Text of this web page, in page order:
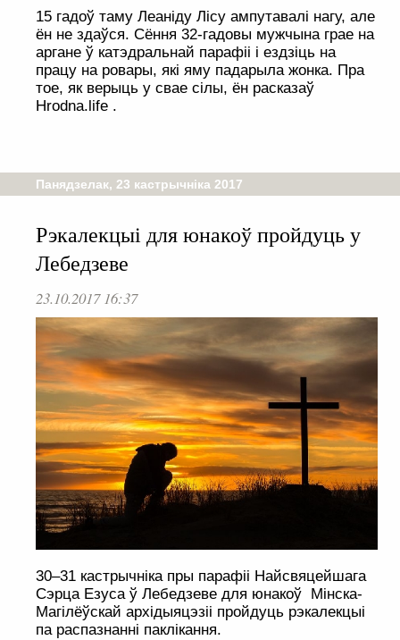
15 гадоў таму Леаніду Лісу ампутавалі нагу, але
ён не здаўся. Сёння 32-гадовы мужчына грае на
аргане ў катэдральнай парафіі і ездзіць на
працу на ровары, які яму падарыла жонка. Пра
тое, як верыць у свае сілы, ён расказаў
Hrodnа.life .
Панядзелак, 23 кастрычніка 2017
Рэкалекцыі для юнакоў пройдуць у
Лебедзеве
23.10.2017 16:37
30–31 кастрычніка пры парафіі Найсвяцейшага
Сэрца Езуса ў Лебедзеве для юнакоў Мінска-
Магілёўскай архідыяцэзіі пройдуць рэкалекцыі
па распазнанні паклікання.